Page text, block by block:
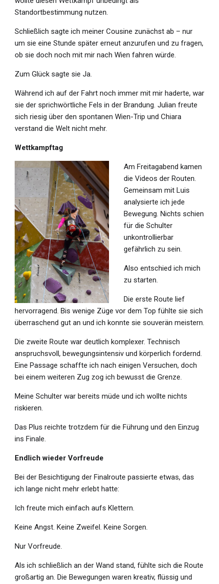
Standortbestimmung nutzen.
Schließlich sagte ich meiner Cousine zunächst ab – nur
um sie eine Stunde später erneut anzurufen und zu fragen,
ob sie doch noch mit mir nach Wien fahren würde.
Zum Glück sagte sie Ja.
Während ich auf der Fahrt noch immer mit mir haderte, war
sie der sprichwörtliche Fels in der Brandung. Julian freute
sich riesig über den spontanen Wien-Trip und Chiara
verstand die Welt nicht mehr.
Wettkampftag
Am Freitagabend kamen
die Videos der Routen.
Gemeinsam mit Luis
analysierte ich jede
Bewegung. Nichts schien
für die Schulter
unkontrollierbar
gefährlich zu sein.
Also entschied ich mich
zu starten.
Die erste Route lief
hervorragend. Bis wenige Züge vor dem Top fühlte sie sich
überraschend gut an und ich konnte sie souverän meistern.
Die zweite Route war deutlich komplexer. Technisch
anspruchsvoll, bewegungsintensiv und körperlich fordernd.
Eine Passage schaffte ich nach einigen Versuchen, doch
bei einem weiteren Zug zog ich bewusst die Grenze.
Meine Schulter war bereits müde und ich wollte nichts
riskieren.
Das Plus reichte trotzdem für die Führung und den Einzug
ins Finale.
Endlich wieder Vorfreude
Bei der Besichtigung der Finalroute passierte etwas, das
ich lange nicht mehr erlebt hatte:
Ich freute mich einfach aufs Klettern.
Keine Angst. Keine Zweifel. Keine Sorgen.
Nur Vorfreude.
Als ich schließlich an der Wand stand, fühlte sich die Route
großartig an. Die Bewegungen waren kreativ, flüssig und